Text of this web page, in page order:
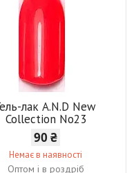
лак A.N.D New
Collection No23
90 ₴
Немає в наявності
Оптом і в роздріб